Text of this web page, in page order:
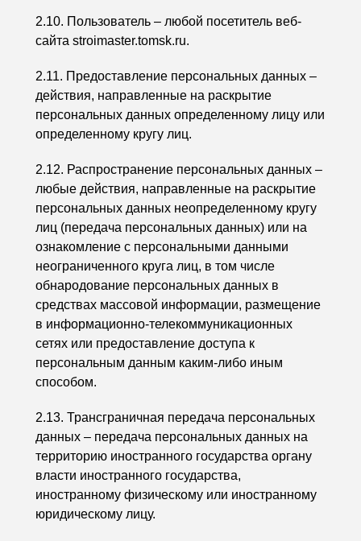
2.10. Пользователь – любой посетитель веб-
сайта stroimaster.tomsk.ru.
2.11. Предоставление персональных данных –
действия, направленные на раскрытие
персональных данных определенному лицу или
определенному кругу лиц.
2.12. Распространение персональных данных –
любые действия, направленные на раскрытие
персональных данных неопределенному кругу
лиц (передача персональных данных) или на
ознакомление с персональными данными
неограниченного круга лиц, в том числе
обнародование персональных данных в
средствах массовой информации, размещение
в информационно-телекоммуникационных
сетях или предоставление доступа к
персональным данным каким-либо иным
способом.
2.13. Трансграничная передача персональных
данных – передача персональных данных на
территорию иностранного государства органу
власти иностранного государства,
иностранному физическому или иностранному
юридическому лицу.